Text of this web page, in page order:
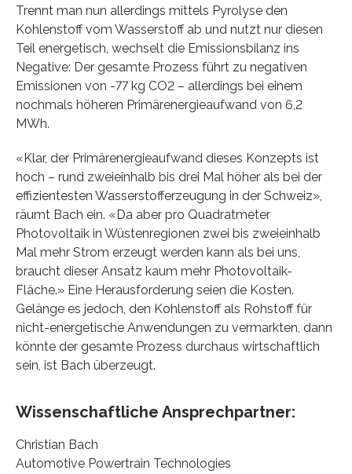
Trennt man nun allerdings mittels Pyrolyse den
Kohlenstoff vom Wasserstoff ab und nutzt nur diesen
Teil energetisch, wechselt die Emissionsbilanz ins
Negative: Der gesamte Prozess führt zu negativen
Emissionen von -77 kg CO2 – allerdings bei einem
nochmals höheren Primärenergieaufwand von 6,2
MWh.
«Klar, der Primärenergieaufwand dieses Konzepts ist
hoch – rund zweieinhalb bis drei Mal höher als bei der
effizientesten Wasserstofferzeugung in der Schweiz»,
räumt Bach ein. «Da aber pro Quadratmeter
Photovoltaik in Wüstenregionen zwei bis zweieinhalb
Mal mehr Strom erzeugt werden kann als bei uns,
braucht dieser Ansatz kaum mehr Photovoltaik-
Fläche.» Eine Herausforderung seien die Kosten.
Gelänge es jedoch, den Kohlenstoff als Rohstoff für
nicht-energetische Anwendungen zu vermarkten, dann
könnte der gesamte Prozess durchaus wirtschaftlich
sein, ist Bach überzeugt.
Wissenschaftliche Ansprechpartner:
Christian Bach
Automotive Powertrain Technologies